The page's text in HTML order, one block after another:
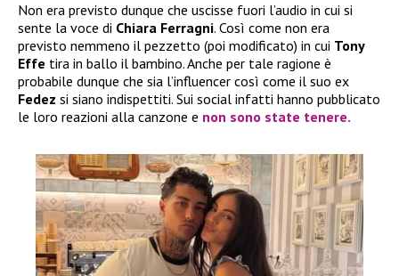
Non era previsto dunque che uscisse fuori l’audio in cui si
sente la voce di Chiara Ferragni. Così come non era
previsto nemmeno il pezzetto (poi modificato) in cui Tony
Effe tira in ballo il bambino. Anche per tale ragione è
probabile dunque che sia l’influencer così come il suo ex
Fedez si siano indispettiti. Sui social infatti hanno pubblicato
le loro reazioni alla canzone e non sono state tenere.